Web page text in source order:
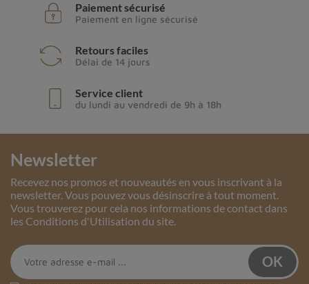
Paiement sécurisé
Paiement en ligne sécurisé
Retours faciles
Délai de 14 jours
Service client
du lundi au vendredi de 9h à 18h
Newsletter
Recevez nos promos et nouveautés en vous inscrivant à la
newsletter. Vous pouvez vous désinscrire à tout moment.
Vous trouverez pour cela nos informations de contact dans
les Conditions d'Utilisation du site.